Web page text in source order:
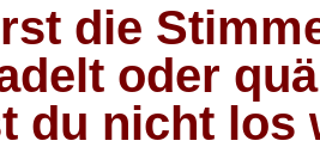
die
oder
du nicht los